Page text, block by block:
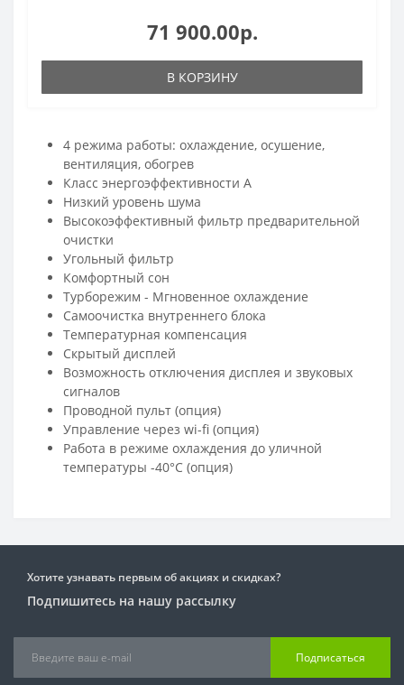
71 900.00р.
В КОРЗИНУ
4 режима работы: охлаждение, осушение,
вентиляция, обогрев
Класс энергоэффективности А
Низкий уровень шума
Высокоэффективный фильтр предварительной
очистки
Угольный фильтр
Комфортный сон
Турборежим - Мгновенное охлаждение
Самоочистка внутреннего блока
Температурная компенсация
Скрытый дисплей
Возможность отключения дисплея и звуковых
сигналов
Проводной пульт (опция)
Управление через wi-fi (опция)
Работа в режиме охлаждения до уличной
температуры -40°С (опция)
Хотите узнавать первым об акциях и скидках?
Подпишитесь на нашу рассылку
Подписаться